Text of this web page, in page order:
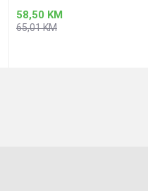
58,50 KM
65,01KM